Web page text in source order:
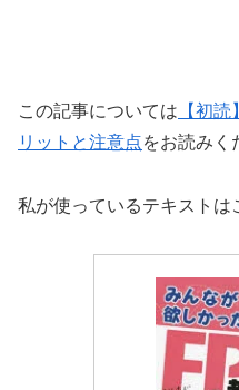
この記事については 【初
リットと注意点をお読み
私が使っているテキストは